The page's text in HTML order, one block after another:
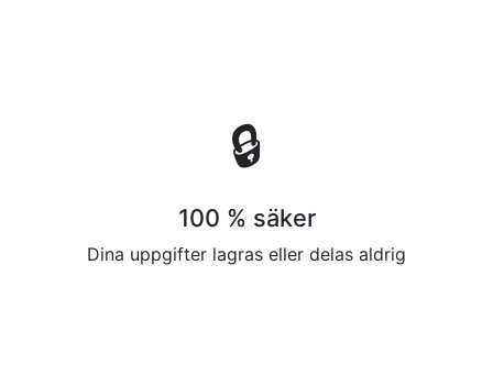
🔒
100 % säker
Dina uppgifter lagras eller delas aldrig